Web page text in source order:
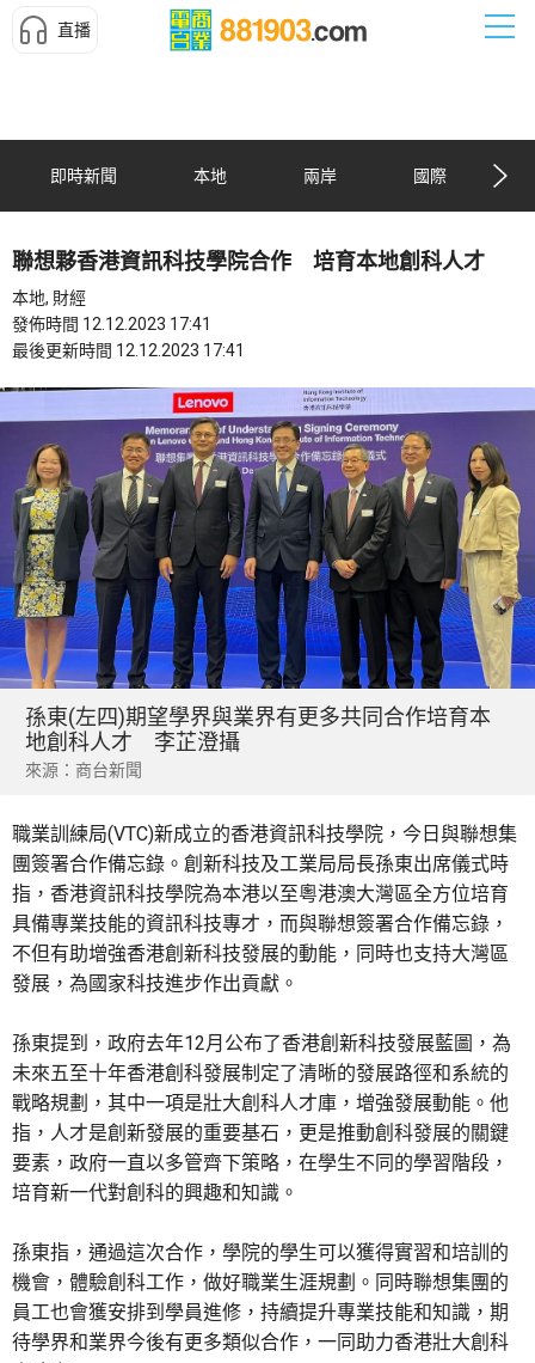
直播
即時新聞 本地 兩岸 國際
聯想夥香港資訊科技學院合作 培育本地創科人才
本地, 財經
發佈時間 12.12.2023 17:41
最後更新時間 12.12.2023 17:41
孫東(左四)期望學界與業界有更多共同合作培育本
地創科人才 李芷澄攝
來源：商台新聞
職業訓練局(VTC)新成立的香港資訊科技學院，今日與聯想集
團簽署合作備忘錄。創新科技及工業局局長孫東出席儀式時
指，香港資訊科技學院為本港以至粵港澳大灣區全方位培育
具備專業技能的資訊科技專才，而與聯想簽署合作備忘錄，
不但有助增強香港創新科技發展的動能，同時也支持大灣區
發展，為國家科技進步作出貢獻。
孫東提到，政府去年12月公布了香港創新科技發展藍圖，為
未來五至十年香港創科發展制定了清晰的發展路徑和系統的
戰略規劃，其中一項是壯大創科人才庫，增強發展動能。他
指，人才是創新發展的重要基石，更是推動創科發展的關鍵
要素，政府一直以多管齊下策略，在學生不同的學習階段，
培育新一代對創科的興趣和知識。
孫東指，通過這次合作，學院的學生可以獲得實習和培訓的
機會，體驗創科工作，做好職業生涯規劃。同時聯想集團的
員工也會獲安排到學員進修，持續提升專業技能和知識，期
待學界和業界今後有更多類似合作，一同助力香港壯大創科